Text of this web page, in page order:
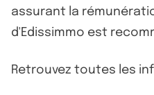
assurant la
d'Edissimmo est
Retrouvez toutes les